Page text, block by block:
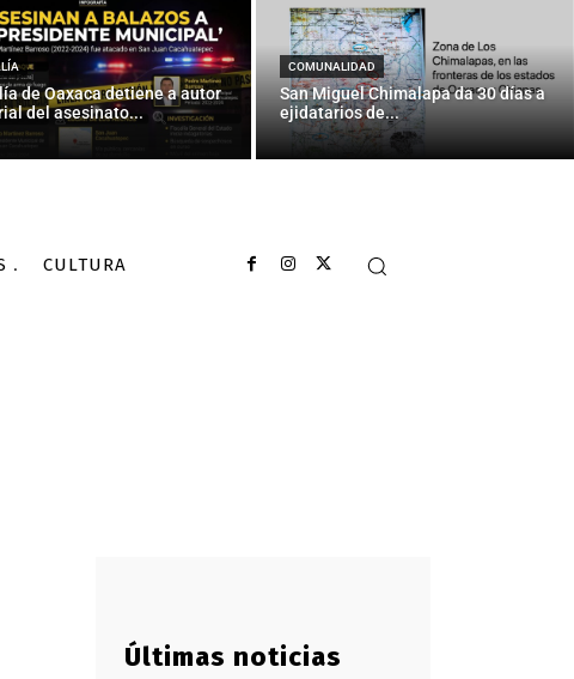
de Oaxaca detiene a autor
del asesinato...
COMUNALIDAD
San Miguel Chimalapa da 30 días a
ejidatarios de...
CULTURA
las calles...
Últimas noticias